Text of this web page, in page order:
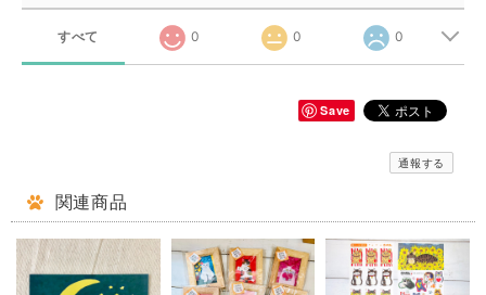
すべて 0 0 0
Save
通報する
関連商品